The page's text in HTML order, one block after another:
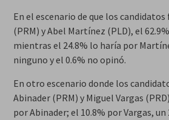
En el escenario de que los
(PRM) y Abel Martínez (PLD), el
mientras el 24.8% lo haría por
ninguno y el 0.6% no opinó.
En otro escenario donde los
Abinader (PRM) y Miguel Vargas
por Abinader; el 10.8% por Vargas,